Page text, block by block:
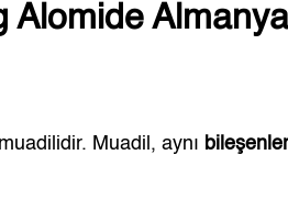
Alomide
Muadil, aynı